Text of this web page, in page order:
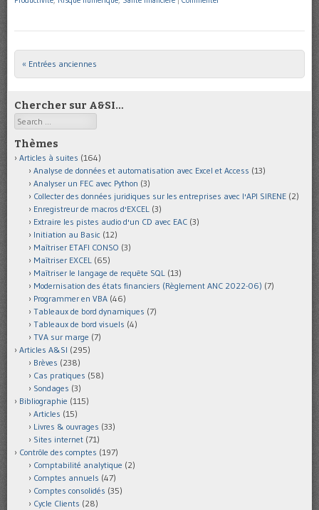
Post navigation
« Entrées anciennes
Chercher sur A&SI…
Search
Thèmes
Articles à suites (164)
Analyse de données et automatisation avec Excel et Access (13)
Analyser un FEC avec Python (3)
Collecter des données juridiques sur les entreprises avec l'API SIRENE (2)
Enregistreur de macros d'EXCEL (3)
Extraire les pistes audio d'un CD avec EAC (3)
Initiation au Basic (12)
Maîtriser ETAFI CONSO (3)
Maîtriser EXCEL (65)
Maîtriser le langage de requête SQL (13)
Modernisation des états financiers (Règlement ANC 2022-06) (7)
Programmer en VBA (46)
Tableaux de bord dynamiques (7)
Tableaux de bord visuels (4)
TVA sur marge (7)
Articles A&SI (295)
Brèves (238)
Cas pratiques (58)
Sondages (3)
Bibliographie (115)
Articles (15)
Livres & ouvrages (33)
Sites internet (71)
Contrôle des comptes (197)
Comptabilité analytique (2)
Comptes annuels (47)
Comptes consolidés (35)
Cycle Clients (28)